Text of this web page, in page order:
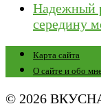
Надежный
середину
Карта сайта
О сайте и обо
© 2026